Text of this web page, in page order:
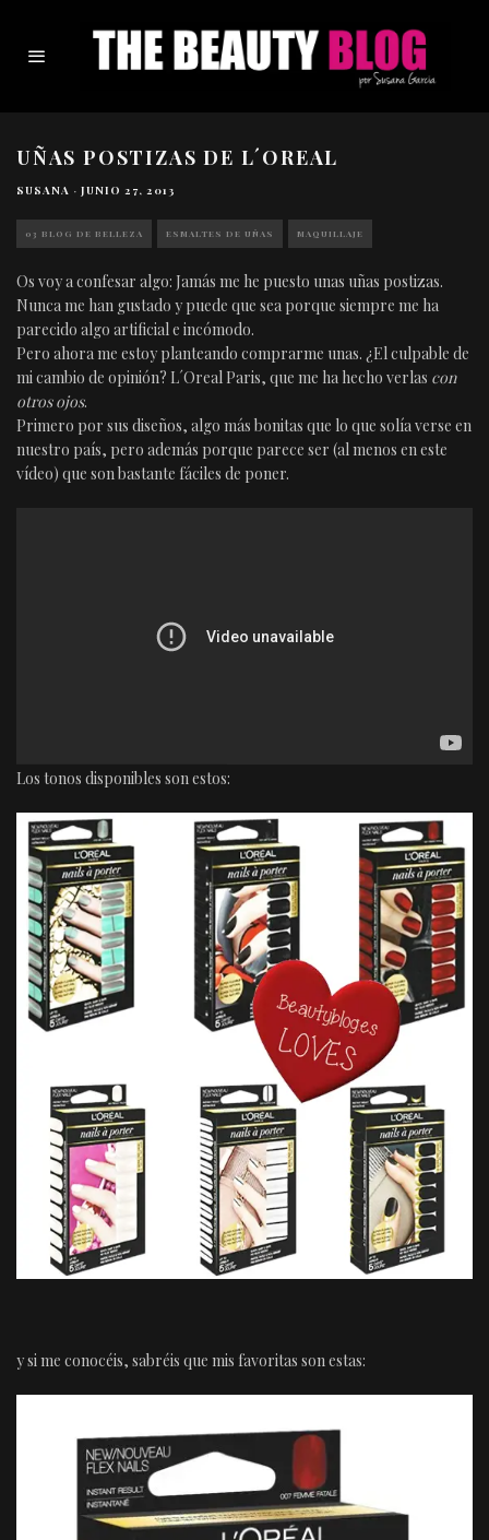
UÑAS POSTIZAS DE L´OREAL
SUSANA · JUNIO 27, 2013
03 BLOG DE BELLEZA ESMALTES DE UÑAS MAQUILLAJE
Os voy a confesar algo: Jamás me he puesto unas uñas postizas.
Nunca me han gustado y puede que sea porque siempre me ha
parecido algo artificial e incómodo.
Pero ahora me estoy planteando comprarme unas. ¿El culpable de
mi cambio de opinión? L´Oreal Paris, que me ha hecho verlas con
otros ojos.
Primero por sus diseños, algo más bonitas que lo que solía verse en
nuestro país, pero además porque parece ser (al menos en este
vídeo) que son bastante fáciles de poner.
Los tonos disponibles son estos:
y si me conocéis, sabréis que mis favoritas son estas: